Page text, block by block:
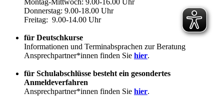
Donnerstag: 9.00-18.00 Uhr
Freitag: 9.00-14.00 Uhr
für Deutschkurse
Informationen und Terminabsprachen zur Beratung
Ansprechpartner*innen finden Sie hier.
für Schulabschlüsse besteht ein gesondertes
Anmeldeverfahren
Ansprechpartner*innen finden Sie hier.